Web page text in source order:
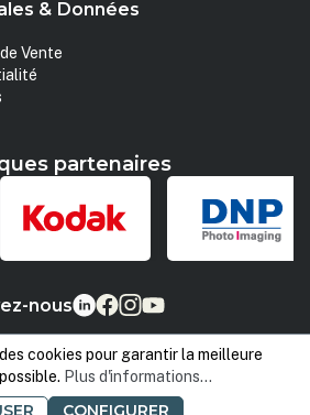
& Données
Vente
partenaires
nous
cookies pour garantir la meilleure
Plus d'informations...
CONFIGURER